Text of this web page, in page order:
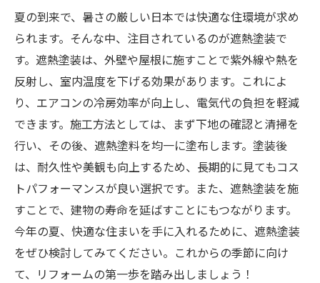
ド
リフォームで実現！家族全員が喜ぶ快適な夏を
迎えよう
夏の到来で、暑さの厳しい日本では快適な住環境が求め
られます。そんな中、注目されているのが遮熱塗装で
す。遮熱塗装は、外壁や屋根に施すことで紫外線や熱を
反射し、室内温度を下げる効果があります。これによ
り、エアコンの冷房効率が向上し、電気代の負担を軽減
できます。施工方法としては、まず下地の確認と清掃を
行い、その後、遮熱塗料を均一に塗布します。塗装後
は、耐久性や美観も向上するため、長期的に見てもコス
トパフォーマンスが良い選択です。また、遮熱塗装を施
すことで、建物の寿命を延ばすことにもつながります。
今年の夏、快適な住まいを手に入れるために、遮熱塗装
をぜひ検討してみてください。これからの季節に向け
て、リフォームの第一歩を踏み出しましょう！